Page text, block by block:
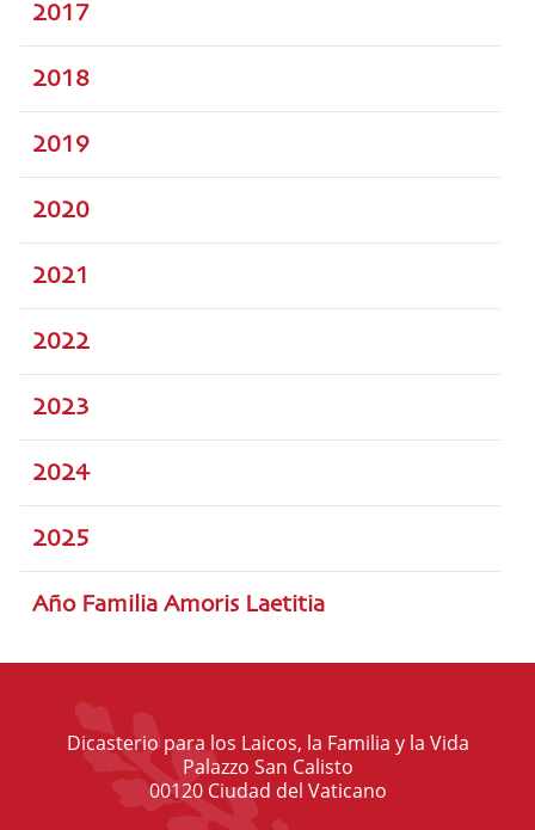
2017
2018
2019
2020
2021
2022
2023
2024
2025
Año Familia Amoris Laetitia
Dicasterio para los Laicos, la Familia y la Vida
Palazzo San Calisto
00120 Ciudad del Vaticano